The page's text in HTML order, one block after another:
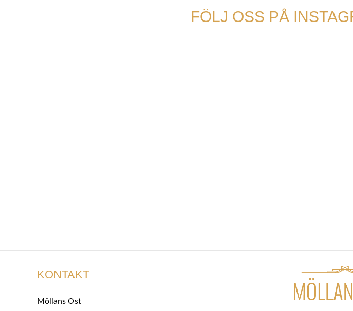
FÖLJ OSS PÅ
KONTAKT
Möllans Ost